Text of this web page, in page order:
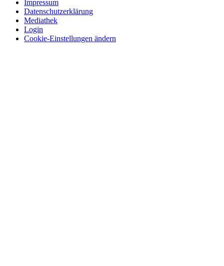
Impressum
Datenschutzerklärung
Mediathek
Login
Cookie-Einstellungen ändern